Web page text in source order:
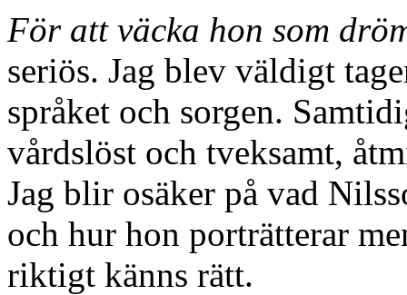
För att väcka hon som
seriös. Jag blev väldigt
språket och sorgen.
vårdslöst och tveksamt,
Jag blir osäker på vad
och hur hon porträtterar
riktigt känns rätt.